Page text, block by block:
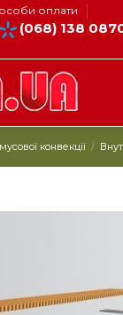
оплати
(068) 138
конвекції